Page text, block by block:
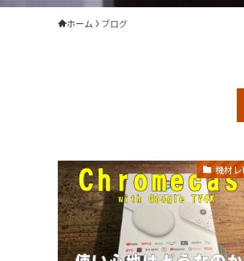
ホーム ブログ
機材